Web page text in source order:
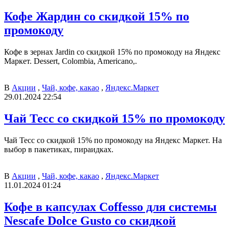
Кофе Жардин со скидкой 15% по
промокоду
Кофе в зернах Jardin со скидкой 15% по промокоду на Яндекс
Маркет. Dessert, Colombia, Americano,.
В Акции , Чай, кофе, какао , Яндекс.Маркет
29.01.2024 22:54
Чай Тесс со скидкой 15% по промокоду
Чай Тесс со скидкой 15% по промокоду на Яндекс Маркет. На
выбор в пакетиках, пираидках.
В Акции , Чай, кофе, какао , Яндекс.Маркет
11.01.2024 01:24
Кофе в капсулах Coffesso для системы
Nescafe Dolce Gusto со скидкой